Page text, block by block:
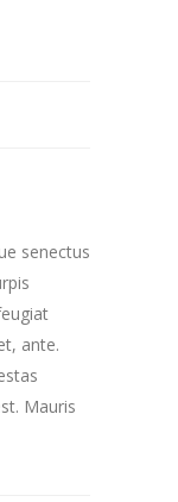
senectus
ante.
Mauris